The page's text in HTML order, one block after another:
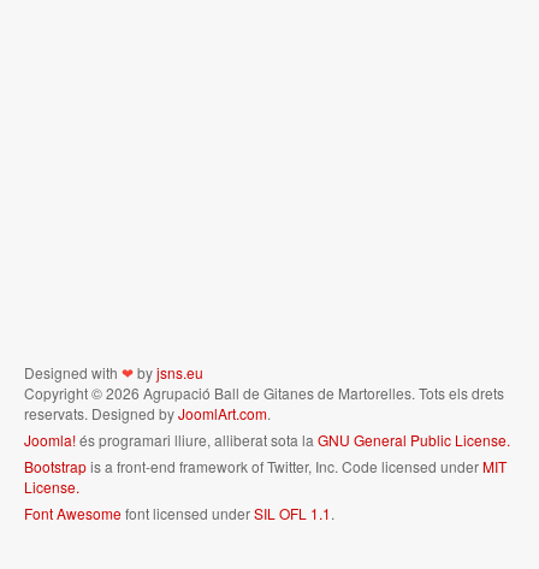
Designed with ❤byjsns.eu
Copyright © 2026 Agrupació Ball de Gitanes de Martorelles. Tots els drets
reservats. Designed byJoomlArt.com.
Joomla!és programari lliure, alliberat sota la GNU General Public License.
Bootstrapis a front-end framework of Twitter, Inc. Code licensed underMIT
License.
Font Awesomefont licensed underSIL OFL 1.1.